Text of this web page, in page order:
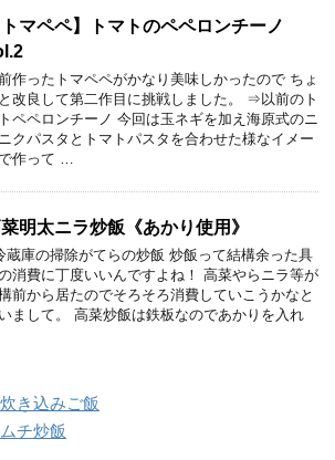
トマペペ】トマトのペペロンチーノ
作ったトマペペがかなり美味しかったので ちょ
改良して第二作目に挑戦しました。 ⇒以前のト
ペペロンチーノ 今回は玉ネギを加え海原式のニ
クパスタとトマトパスタを合わせた様なイメー
作って …
明太ニラ炒飯《あかり使用》
蔵庫の掃除がてらの炒飯 炒飯って結構余った具
消費に丁度いいんですよね！ 高菜やらニラ等が
前から居たのでそろそろ消費していこうかなと
まして。 高菜炒飯は鉄板なのであかりを入れ
き込みご飯
チ炒飯